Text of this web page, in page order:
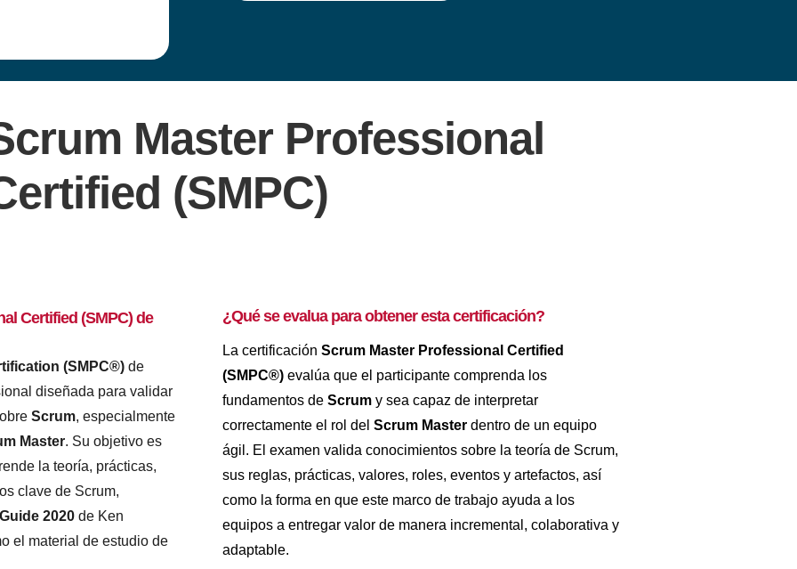
Master Professional
(SMPC)
Certified (SMPC) de
(SMPC®) de
diseñada para validar
Scrum, especialmente
Master. Su objetivo es
la teoría, prácticas,
clave de Scrum,
2020 de Ken
el material de estudio de
¿Qué se evalua para obtener esta certificación?
La certificaciónScrum Master Professional Certified
(SMPC®) evalúa que el participante comprenda los
fundamentos deScrum y sea capaz de interpretar
correctamente el rol delScrum Master dentro de un equipo
ágil. El examen valida conocimientos sobre la teoría de Scrum,
sus reglas, prácticas, valores, roles, eventos y artefactos, así
como la forma en que este marco de trabajo ayuda a los
equipos a entregar valor de manera incremental, colaborativa y
adaptable.